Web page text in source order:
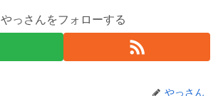
やっさんをフォローする
やっさん